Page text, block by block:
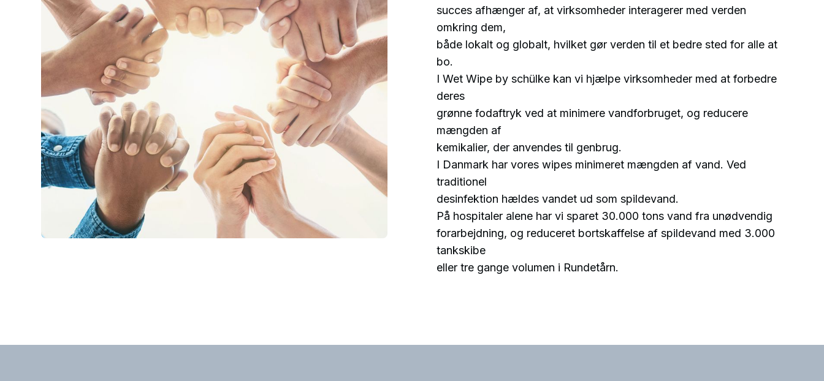
succes afhænger af, at virksomheder interagerer med verden
omkring dem,
både lokalt og globalt, hvilket gør verden til et bedre sted for alle at
bo.
I Wet Wipe by schülke kan vi hjælpe virksomheder med at forbedre
deres
grønne fodaftryk ved at minimere vandforbruget, og reducere
mængden af
kemikalier, der anvendes til genbrug.
I Danmark har vores wipes minimeret mængden af vand. Ved
traditionel
desinfektion hældes vandet ud som spildevand.
På hospitaler alene har vi sparet 30.000 tons vand fra unødvendig
forarbejdning, og reduceret bortskaffelse af spildevand med 3.000
tankskibe
eller tre gange volumen i Rundetårn.